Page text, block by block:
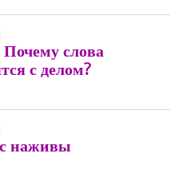
Почему слова
с делом?
наживы